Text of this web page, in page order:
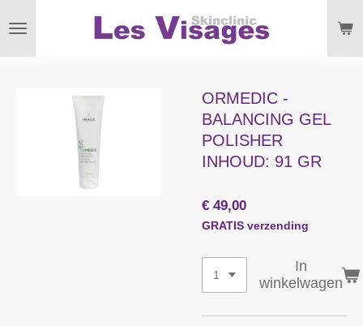
direct
ORMEDIC -
BALANCING GEL
POLISHER
INHOUD: 91 GR
€ 49,00
GRATIS verzending
In
winkelwagen